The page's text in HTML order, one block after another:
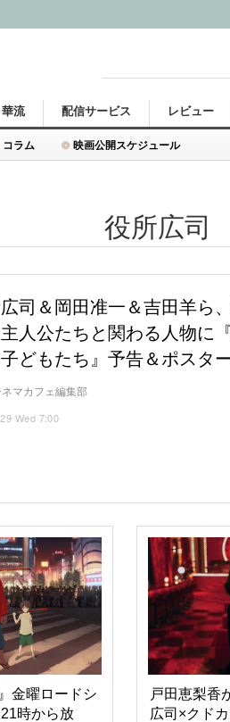
コラム 映画公開スケジュール
流 配信サービス レビュー
役所広司
ネマカフェ編集部
司＆岡田准一＆吉田羊ら
人公たちと関わる人物に
どもたち』予告＆ポスタ
Wed 7:00
金曜ロードシ
時から放
戸田恵梨香
広司×クド